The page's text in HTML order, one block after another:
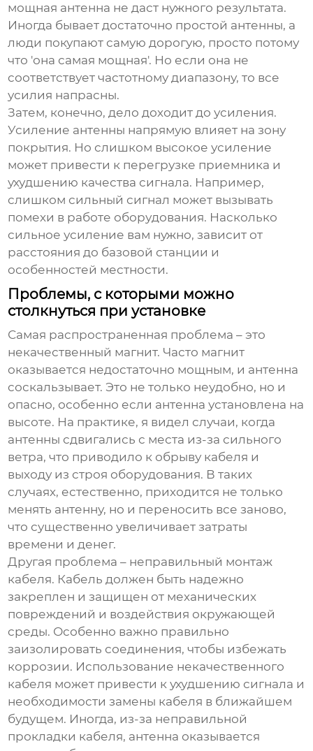
мощная антенна не даст нужного результата.
Иногда бывает достаточно простой антенны, а
люди покупают самую дорогую, просто потому
что 'она самая мощная'. Но если она не
соответствует частотному диапазону, то все
усилия напрасны.
Затем, конечно, дело доходит до усиления.
Усиление антенны напрямую влияет на зону
покрытия. Но слишком высокое усиление
может привести к перегрузке приемника и
ухудшению качества сигнала. Например,
слишком сильный сигнал может вызывать
помехи в работе оборудования. Насколько
сильное усиление вам нужно, зависит от
расстояния до базовой станции и
особенностей местности.
Проблемы, с которыми можно
столкнуться при установке
Самая распространенная проблема – это
некачественный магнит. Часто магнит
оказывается недостаточно мощным, и антенна
соскальзывает. Это не только неудобно, но и
опасно, особенно если антенна установлена на
высоте. На практике, я видел случаи, когда
антенны сдвигались с места из-за сильного
ветра, что приводило к обрыву кабеля и
выходу из строя оборудования. В таких
случаях, естественно, приходится не только
менять антенну, но и переносить все заново,
что существенно увеличивает затраты
времени и денег.
Другая проблема – неправильный монтаж
кабеля. Кабель должен быть надежно
закреплен и защищен от механических
повреждений и воздействия окружающей
среды. Особенно важно правильно
заизолировать соединения, чтобы избежать
коррозии. Использование некачественного
кабеля может привести к ухудшению сигнала и
необходимости замены кабеля в ближайшем
будущем. Иногда, из-за неправильной
прокладки кабеля, антенна оказывается